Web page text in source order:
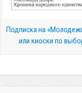
Подписка на
или киоски по